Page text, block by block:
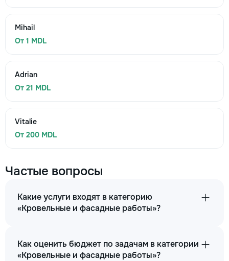
Mihail
От 1 MDL
Adrian
От 21 MDL
Vitalie
От 200 MDL
Частые вопросы
Какие услуги входят в категорию
«Кровельные и фасадные работы»?
Как оценить бюджет по задачам в категории
«Кровельные и фасадные работы»?